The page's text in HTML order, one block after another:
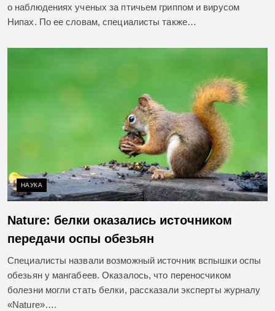
о наблюдениях ученых за птичьем гриппом и вирусом
Нипах. По ее словам, специалисты также…
НАУКА
Nature: белки оказались источником
передачи оспы обезьян
Специалисты назвали возможный источник вспышки оспы
обезьян у мангабеев. Оказалось, что переносчиком
болезни могли стать белки, рассказали эксперты журналу
«Nature»….